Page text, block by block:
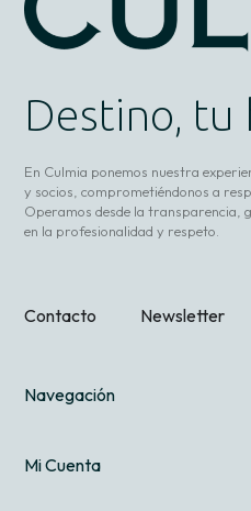
Destino, tu
En Culmia ponemos nuestra
y socios, comprometiéndonos a
Operamos desde la transparencia,
en la profesionalidad y respeto.
Contacto Newsletter
Navegación
Mi Cuenta